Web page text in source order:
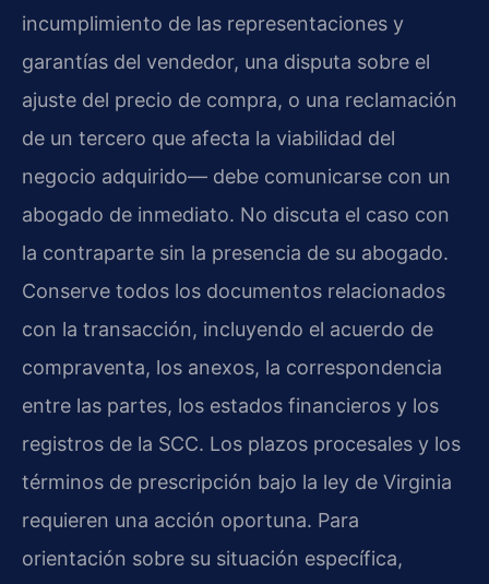
incumplimiento de las representaciones y
garantías del vendedor, una disputa sobre el
ajuste del precio de compra, o una reclamación
de un tercero que afecta la viabilidad del
negocio adquirido— debe comunicarse con un
abogado de inmediato. No discuta el caso con
la contraparte sin la presencia de su abogado.
Conserve todos los documentos relacionados
con la transacción, incluyendo el acuerdo de
compraventa, los anexos, la correspondencia
entre las partes, los estados financieros y los
registros de la SCC. Los plazos procesales y los
términos de prescripción bajo la ley de Virginia
requieren una acción oportuna. Para
orientación sobre su situación específica,